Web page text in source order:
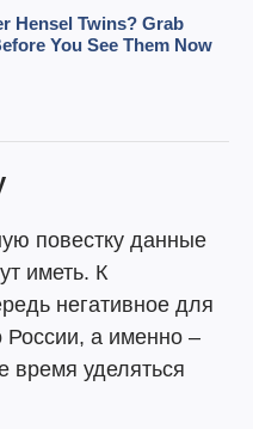
повестку данные
иметь. К
негативное для
России, а именно –
время уделяться